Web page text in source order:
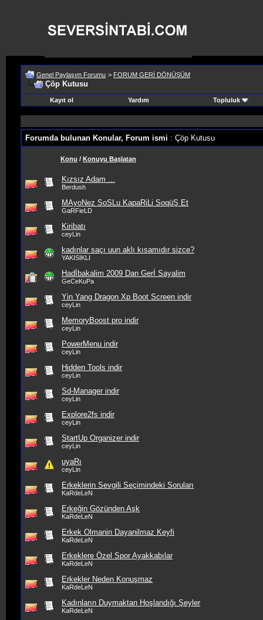
Genel Paylaşım Forumu > FORUM GERİ DÖNÜŞÜM
Çöp Kutusu
Kayıt ol Yardım Topluluk
Forumda bulunan Konular, Forum ismi : Çöp Kutusu
Konu / Konuyu Başlatan
Kızsız Adam ...
Berdush
MAyoNez SoSLu KapaRiLi SoqüŞ Et
GaRFieLD
Kiribatı
ceyLin
kadınlar saçı uun aklı kısamıdır sizce?
YAKISIKLI
Hadİbakalim 2009 Dan Gerİ Sayalim
GeCeKuPa
Yin Yang Dragon Xp Boot Screen indir
ceyLin
MemoryBoost pro indir
ceyLin
PowerMenu indir
ceyLin
Hidden Tools indir
ceyLin
Sd-Manager indir
ceyLin
Explore2fs indir
ceyLin
StartUp Organizer indir
ceyLin
uyaRı
ceyLin
Erkeklerin Sevgili Seçimindeki Soruları
KaRdeLeN
Erkeğin Gözünden Aşk
KaRdeLeN
Erkek Olmanin Dayanilmaz Keyfi
KaRdeLeN
Erkeklere Özel Spor Ayakkabılar
KaRdeLeN
Erkekler Neden Konuşmaz
KaRdeLeN
Kadınların Duymaktan Hoşlandığı Şeyler
KaRdeLeN